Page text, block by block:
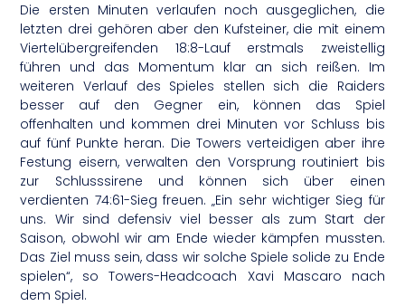
Die ersten Minuten verlaufen noch ausgeglichen, die
letzten drei gehören aber den Kufsteiner, die mit einem
Viertelübergreifenden 18:8-Lauf erstmals zweistellig
führen und das Momentum klar an sich reißen. Im
weiteren Verlauf des Spieles stellen sich die Raiders
besser auf den Gegner ein, können das Spiel
offenhalten und kommen drei Minuten vor Schluss bis
auf fünf Punkte heran. Die Towers verteidigen aber ihre
Festung eisern, verwalten den Vorsprung routiniert bis
zur Schlusssirene und können sich über einen
verdienten 74:61-Sieg freuen. „Ein sehr wichtiger Sieg für
uns. Wir sind defensiv viel besser als zum Start der
Saison, obwohl wir am Ende wieder kämpfen mussten.
Das Ziel muss sein, dass wir solche Spiele solide zu Ende
spielen“, so Towers-Headcoach Xavi Mascaro nach
dem Spiel.